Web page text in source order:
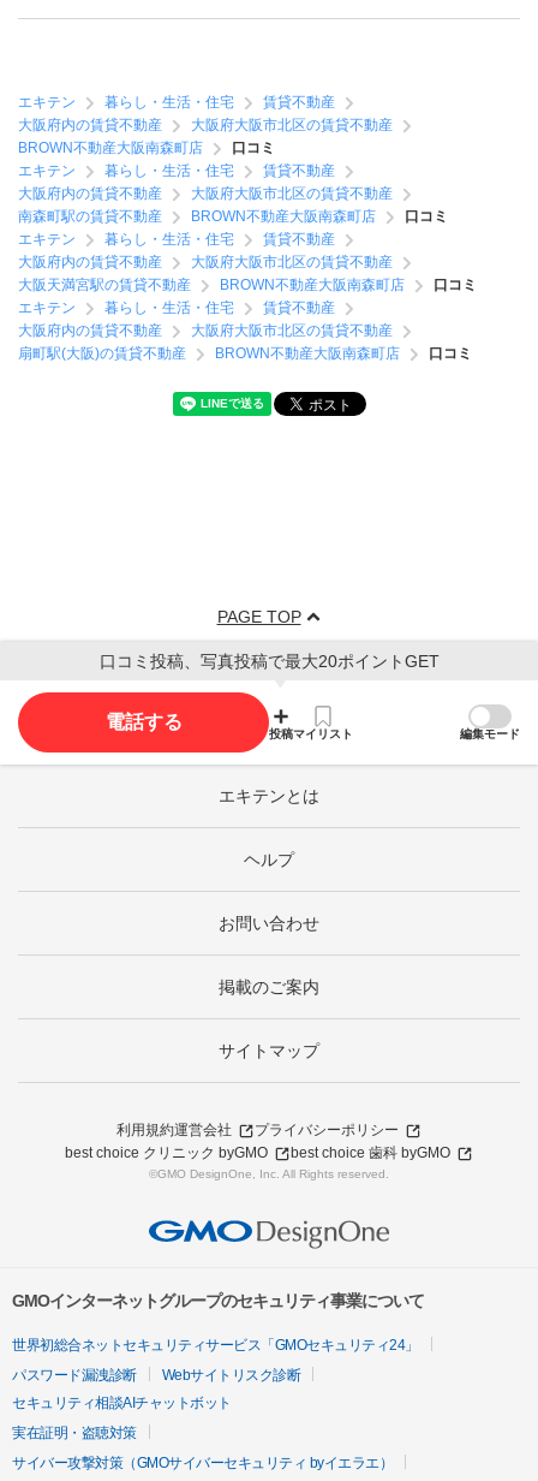
エキテン 暮らし・生活・住宅
賃貸不動産
大阪府内の賃貸不動産
大阪府大阪市北区の賃貸不動産
BROWN不動産大阪南森町店
口コミ
エキテン
暮らし・生活・住宅
賃貸不動産
大阪府内の賃貸不動産
大阪府大阪市北区の賃貸不動産
南森町駅の賃貸不動産
BROWN不動産大阪南森町店
口コミ
エキテン
暮らし・生活・住宅
賃貸不動産
大阪府内の賃貸不動産
大阪府大阪市北区の賃貸不動産
大阪天満宮駅の賃貸不動産
BROWN不動産大阪南森町店
口コミ
エキテン
暮らし・生活・住宅
賃貸不動産
大阪府内の賃貸不動産
大阪府大阪市北区の賃貸不動産
扇町駅(大阪)の賃貸不動産
BROWN不動産大阪南森町店 口コミ
PAGE TOP
口コミ投稿、写真投稿で最大20ポイントGET
電話する
投稿マイリスト 編集モード
エキテンとは
ヘルプ
お問い合わせ
掲載のご案内
サイトマップ
利用規約運営会社
プライバシーポリシー
best choice クリニック byGMO
best choice 歯科 byGMO
©GMO DesignOne, Inc. All Rights reserved.
GMOインターネットグループのセキュリティ事業について
世界初総合ネットセキュリティサービス「GMOセキュリティ24」
パスワード漏洩診断
Webサイトリスク診断
セキュリティ相談AIチャットボット
実在証明・盗聴対策
サイバー攻撃対策（GMOサイバーセキュリティ byイエラエ）